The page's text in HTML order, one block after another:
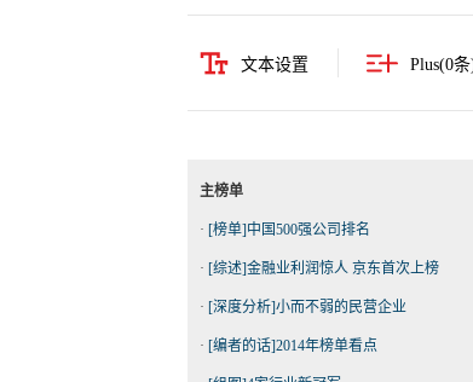
文本设置 Plus(0条
主榜单
· [榜单]中国500强公司排名
· [综述]金融业利润惊人 京东首次上榜
· [深度分析]小而不弱的民营企业
· [编者的话]2014年榜单看点